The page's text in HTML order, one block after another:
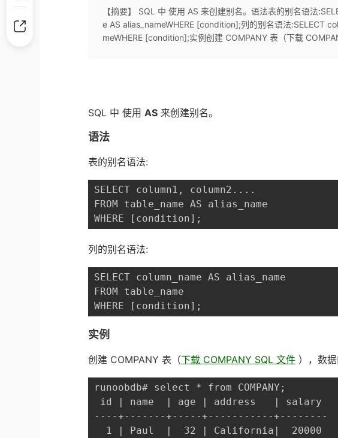
【摘要】 SQL 中 使用 AS 来创建别名。语法表的别名语法
e AS alias_nameWHERE [condition];列的别名语法:SELECT
meWHERE [condition];实例创建 COMPANY 表（下载
SQL 中 使用 AS 来创建别名。
语法
表的别名语法:
SELECT column1, column2....
FROM table_name AS alias_name
WHERE [condition];
列的别名语法:
SELECT column_name AS alias_name
FROM table_name
WHERE [condition];
实例
创建 COMPANY 表（下载 COMPANY SQL 文件 ），数据
runoobdb# select * from COMPANY;
id | name  | age | address   | salary
----+-------+-----+-----------+--------
  1 | Paul  |  32 | California|  20000